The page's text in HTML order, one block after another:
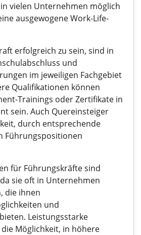
vielen Unternehmen möglich
ausgewogene Work-Life-
erfolgreich zu sein, sind in
und
im jeweiligen Fachgebiet
Qualifikationen können
Trainings oder Zertifikate in
sein. Auch Quereinsteiger
durch entsprechende
Führungspositionen
für Führungskräfte sind
sie oft in Unternehmen
die ihnen
und
Leistungsstarke
Möglichkeit, in höhere